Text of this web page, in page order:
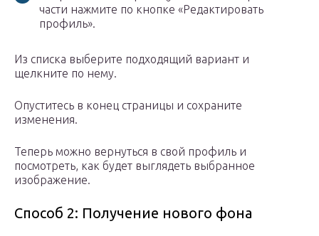
части нажмите по кнопке «Редактировать
профиль».
Из списка выберите подходящий вариант и
щелкните по нему.
Опуститесь в конец страницы и сохраните
изменения.
Теперь можно вернуться в свой профиль и
посмотреть, как будет выглядеть выбранное
изображение.
Способ 2: Получение нового фона